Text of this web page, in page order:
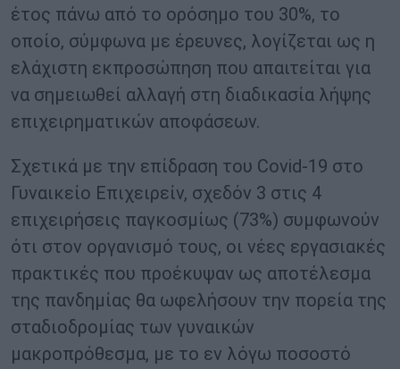
έτος πάνω από το ορόσημο του 30%, το
οποίο, σύμφωνα με έρευνες, λογίζεται ως η
ελάχιστη εκπροσώπηση που απαιτείται για
να σημειωθεί αλλαγή στη διαδικασία λήψης
επιχειρηματικών αποφάσεων.
Σχετικά με την επίδραση του Covid-19 στο
Γυναικείο Επιχειρείν, σχεδόν 3 στις 4
επιχειρήσεις παγκοσμίως (73%) συμφωνούν
ότι στον οργανισμό τους, οι νέες εργασιακές
πρακτικές που προέκυψαν ως αποτέλεσμα
της πανδημίας θα ωφελήσουν την πορεία της
σταδιοδρομίας των γυναικών
μακροπρόθεσμα, με το εν λόγω ποσοστό